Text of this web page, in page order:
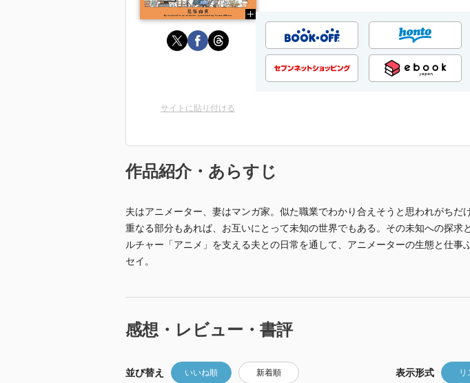
サイトに貼り付ける
作品紹介・あらすじ
夫はアニメーター、妻はマンガ家。似た職業でわかり合えそうと思われがちだ
重なる部分もあれば、お互いにとって未知の世界でもある。その未知への探求
ルチャー「アニメ」を支える夫との日常を通して、アニメーターの生態と仕事
セイ。
感想・レビュー・書評
並び替え いいね順 新着順 表示形式 リ